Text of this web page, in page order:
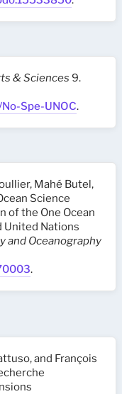
& Sciences 9.
Spe-UNOC.
Mahé Butel,
Science
of the One Ocean
United Nations
and Oceanography
.
and François